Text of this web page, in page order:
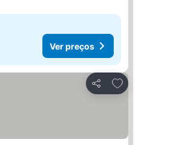
Ver preços
Partilhar
Adicionar aos